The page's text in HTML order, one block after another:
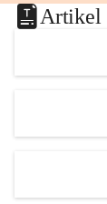
Artikel